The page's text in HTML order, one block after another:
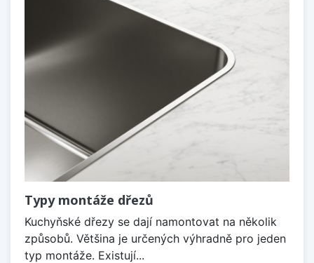
Typy montáže dřezů
Kuchyňské dřezy se dají namontovat na několik
způsobů. Většina je určených výhradně pro jeden
typ montáže. Existují...